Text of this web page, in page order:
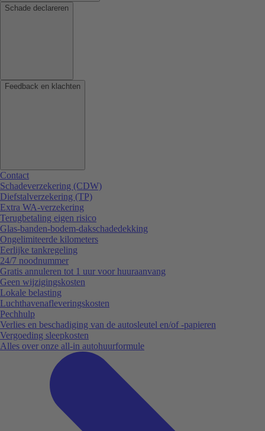
Schade declareren
Feedback en klachten
Contact
Schadeverzekering (CDW)
Diefstalverzekering (TP)
Extra WA-verzekering
Terugbetaling eigen risico
Glas-banden-bodem-dakschadedekking
Ongelimiteerde kilometers
Eerlijke tankregeling
24/7 noodnummer
Gratis annuleren tot 1 uur voor huuraanvang
Geen wijzigingskosten
Lokale belasting
Luchthavenafleveringskosten
Pechhulp
Verlies en beschadiging van de autosleutel en/of -papieren
Vergoeding sleepkosten
Alles over onze all-in autohuurformule